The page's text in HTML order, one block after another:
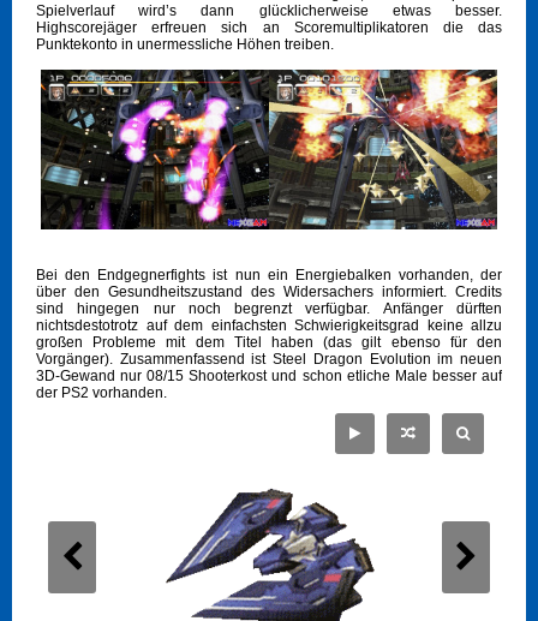
Spielverlauf wird’s dann glücklicherweise etwas besser.
Highscorejäger erfreuen sich an Scoremultiplikatoren die das
Punktekonto in unermessliche Höhen treiben.
Bei den Endgegnerfights ist nun ein Energiebalken vorhanden, der
über den Gesundheitszustand des Widersachers informiert. Credits
sind hingegen nur noch begrenzt verfügbar. Anfänger dürften
nichtsdestotrotz auf dem einfachsten Schwierigkeitsgrad keine allzu
großen Probleme mit dem Titel haben (das gilt ebenso für den
Vorgänger). Zusammenfassend ist Steel Dragon Evolution im neuen
3D-Gewand nur 08/15 Shooterkost und schon etliche Male besser auf
der PS2 vorhanden.